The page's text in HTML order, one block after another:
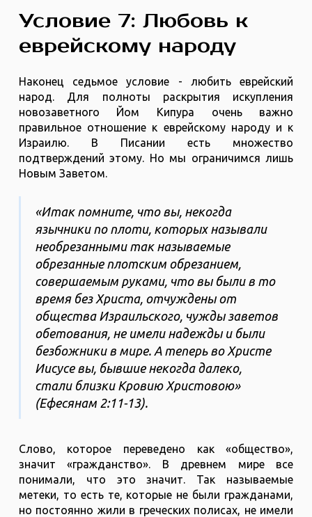
Условие 7: Любовь к
еврейскому народу
Наконец седьмое условие - любить еврейский
народ. Для полноты раскрытия искупления
новозаветного Йом Кипура очень важно
правильное отношение к еврейскому народу и к
Израилю. В Писании есть множество
подтверждений этому. Но мы ограничимся лишь
Новым Заветом.
«Итак помните, что вы, некогда
язычники по плоти, которых называли
необрезанными так называемые
обрезанные плотским обрезанием,
совершаемым руками, что вы были в то
время без Христа, отчуждены от
общества Израильского, чужды заветов
обетования, не имели надежды и были
безбожники в мире. А теперь во Христе
Иисусе вы, бывшие некогда далеко,
стали близки Кровию Христовою»
(Ефесянам 2:11-13).
Слово, которое переведено как «общество»,
значит «гражданство». В древнем мире все
понимали, что это значит. Так называемые
метеки, то есть те, которые не были гражданами,
но постоянно жили в греческих полисах, не имели